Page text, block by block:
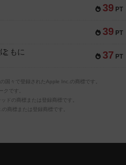
39 PT
39 PT
37 PT
もに
国々で登録されたApple Inc.の商標です。
です。
ドの商標または登録商標です。
商標または登録商標です。